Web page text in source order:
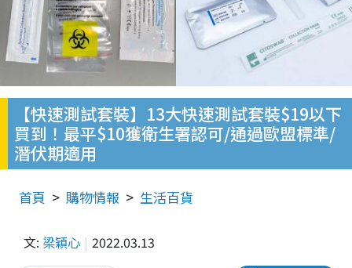
【快速測試套裝】13大快速測試套裝$19以下
買到！最平$10獲衛生署認可/通過歐盟標準/
潛伏期適用
首頁 購物情報 生活百貨
文: 梁穎心 2022.03.13